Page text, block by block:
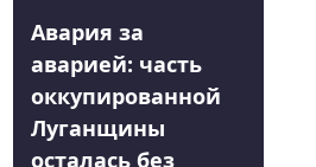
Авария за
аварией: часть
оккупированной
Луганщины
осталась без